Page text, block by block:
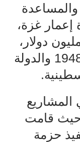
غزة،
خصص لها مبلغ 500 مليون دولار،
وهذا ليس بجديد فمنذ عام 1948 والدولة
المشاريع
حيث قامت
حزمة